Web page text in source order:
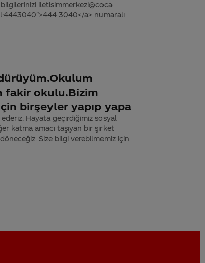
iletisimmerkezi@coca-
3040</a> numaralı
fakir okulu.Bizim
birşeyler yapıp yapa
Hayata geçirdiğimiz sosyal
katma amacı taşıyan bir şirket
Size bilgi verebilmemiz için